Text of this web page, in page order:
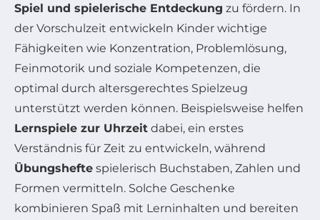
Spiel und spielerische Entdeckung zu fördern. In
der Vorschulzeit entwickeln Kinder wichtige
Fähigkeiten wie Konzentration, Problemlösung,
Feinmotorik und soziale Kompetenzen, die
optimal durch altersgerechtes Spielzeug
unterstützt werden können. Beispielsweise helfen
Lernspiele zur Uhrzeit dabei, ein erstes
Verständnis für Zeit zu entwickeln, während
Übungshefte spielerisch Buchstaben, Zahlen und
Formen vermitteln. Solche Geschenke
kombinieren Spaß mit Lerninhalten und bereiten